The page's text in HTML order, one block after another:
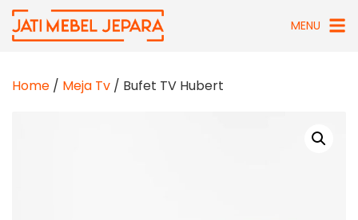
Skip
to
MENU
Home / Meja Tv / Bufet TV Hubert